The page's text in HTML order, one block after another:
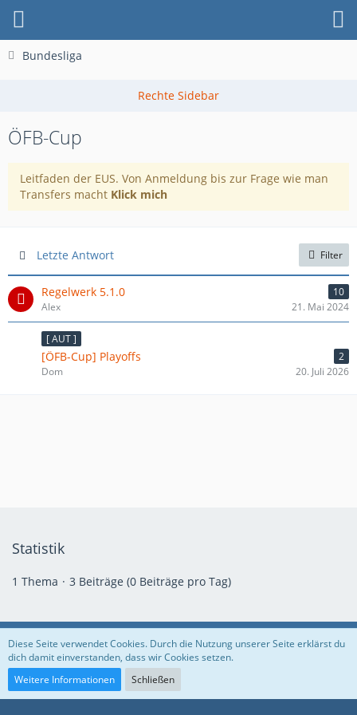
Bundesliga
ÖFB-Cup
Leitfaden der EUS. Von Anmeldung bis zur Frage wie man
Transfers macht Klick mich
Letzte Antwort Filter
Regelwerk 5.1.0
10
Alex
21. Mai 2024
[ AUT ]
[ÖFB-Cup] Playoffs
2
Dom
20. Juli 2026
Statistik
1 Thema 3 Beiträge (0 Beiträge pro Tag)
Datenschutzerklärung Volle EUS Facebook Instagram
Community-Software:
Diese Seite verwendet Cookies. Durch die Nutzung unserer Seite erklärst du
dich damit einverstanden, dass wir Cookies setzen.
Weitere Informationen
Schließen